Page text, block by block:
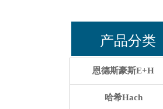
恩德斯豪斯E+H
哈希Hach
产品分类